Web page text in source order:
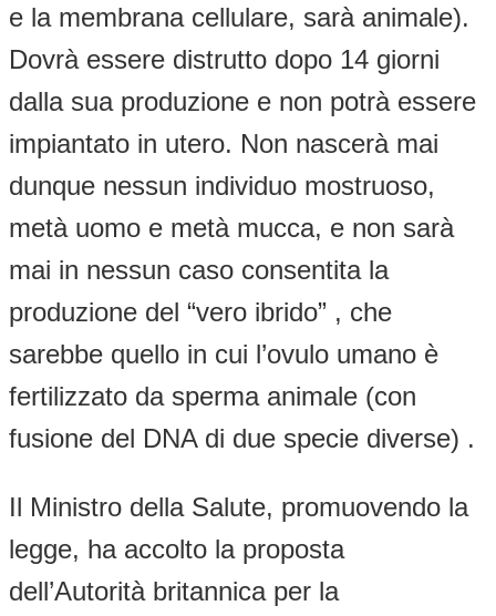
e la membrana cellulare, sarà animale).
Dovrà essere distrutto dopo 14 giorni
dalla sua produzione e non potrà essere
impiantato in utero. Non nascerà mai
dunque nessun individuo mostruoso,
metà uomo e metà mucca, e non sarà
mai in nessun caso consentita la
produzione del “vero ibrido” , che
sarebbe quello in cui l’ovulo umano è
fertilizzato da sperma animale (con
fusione del DNA di due specie diverse) .
Il Ministro della Salute, promuovendo la
legge, ha accolto la proposta
dell’Autorità britannica per la